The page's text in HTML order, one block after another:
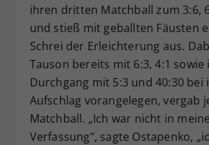
ihren dritten Matchball zum 3:6,
und stieß mit geballten Fäusten
Schrei der Erleichterung aus.
Tauson bereits mit 6:3, 4:1
Durchgang mit 5:3 und 40:30 bei
Aufschlag vorangelegen, vergab
Matchball. „Ich war nicht in
Verfassung“, sagte Ostapenko,